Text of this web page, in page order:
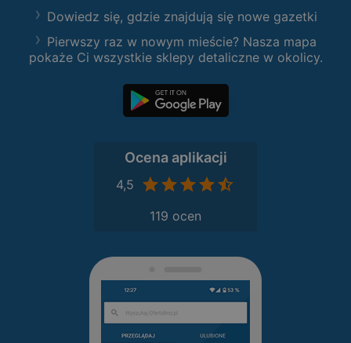
Dowiedz się, gdzie znajdują się nowe gazetki
Pierwszy raz w nowym mieście? Nasza mapa
pokaże Ci wszystkie sklepy detaliczne w okolicy.
Ocena aplikacji
4,5
119 ocen